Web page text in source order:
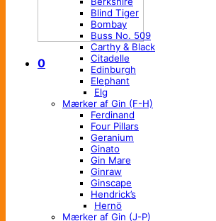
0
Blind Tiger
Bombay
Buss No. 509
Carthy & Black
Citadelle
Edinburgh
Elephant
Elg
Mærker af Gin (F-H)
Ferdinand
Four Pillars
Geranium
Ginato
Gin Mare
Ginraw
Ginscape
Hendrick’s
Hernö
Mærker af Gin (J-P)